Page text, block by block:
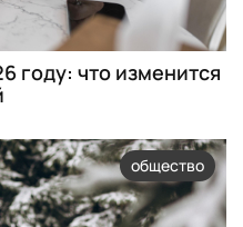
году: что изменится
общество